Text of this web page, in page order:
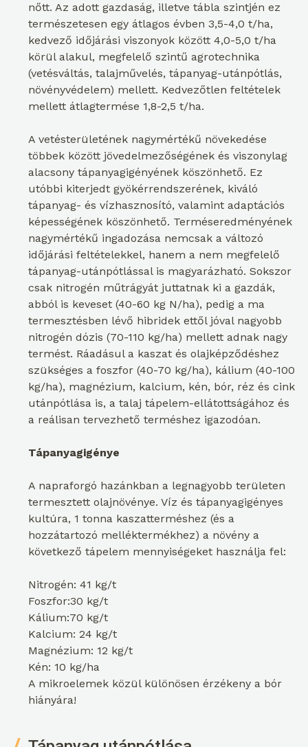
nőtt. Az adott gazdaság, illetve tábla szintjén ez
természetesen egy átlagos évben 3,5-4,0 t/ha,
kedvező időjárási viszonyok között 4,0-5,0 t/ha
körül alakul, megfelelő szintű agrotechnika
(vetésváltás, talajművelés, tápanyag-utánpótlás,
növényvédelem) mellett. Kedvezőtlen feltételek
mellett átlagtermése 1,8-2,5 t/ha.
A vetésterületének nagymértékű növekedése
többek között jövedelmezőségének és viszonylag
alacsony tápanyagigényének köszönhető. Ez
utóbbi kiterjedt gyökérrendszerének, kiváló
tápanyag- és vízhasznosító, valamint adaptációs
képességének köszönhető. Terméseredményének
nagymértékű ingadozása nemcsak a változó
időjárási feltételekkel, hanem a nem megfelelő
tápanyag-utánpótlással is magyarázható. Sokszor
csak nitrogén műtrágyát juttatnak ki a gazdák,
abból is keveset (40-60 kg N/ha), pedig a ma
termesztésben lévő hibridek ettől jóval nagyobb
nitrogén dózis (70-110 kg/ha) mellett adnak nagy
termést. Ráadásul a kaszat és olajképződéshez
szükséges a foszfor (40-70 kg/ha), kálium (40-100
kg/ha), magnézium, kalcium, kén, bór, réz és cink
utánpótlása is, a talaj tápelem-ellátottságához és
a reálisan tervezhető terméshez igazodóan.
Tápanyagigénye
A napraforgó hazánkban a legnagyobb területen
termesztett olajnövénye. Víz és tápanyagigényes
kultúra, 1 tonna kaszatterméshez (és a
hozzátartozó melléktermékhez) a növény a
következő tápelem mennyiségeket használja fel:
Nitrogén: 41 kg/t
Foszfor:30 kg/t
Kálium:70 kg/t
Kalcium: 24 kg/t
Magnézium: 12 kg/t
Kén: 10 kg/ha
A mikroelemek közül különösen érzékeny a bór
hiányára!